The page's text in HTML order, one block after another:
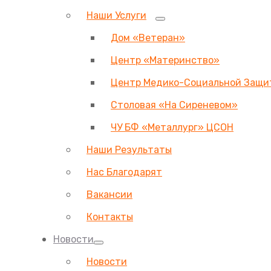
Наши Услуги
Дом «Ветеран»
Центр «Материнство»
Центр Медико-Социальной
Столовая «На Сиреневом»
ЧУ БФ «Металлург» ЦСОН
Наши Результаты
Нас Благодарят
Вакансии
Контакты
Новости
Новости